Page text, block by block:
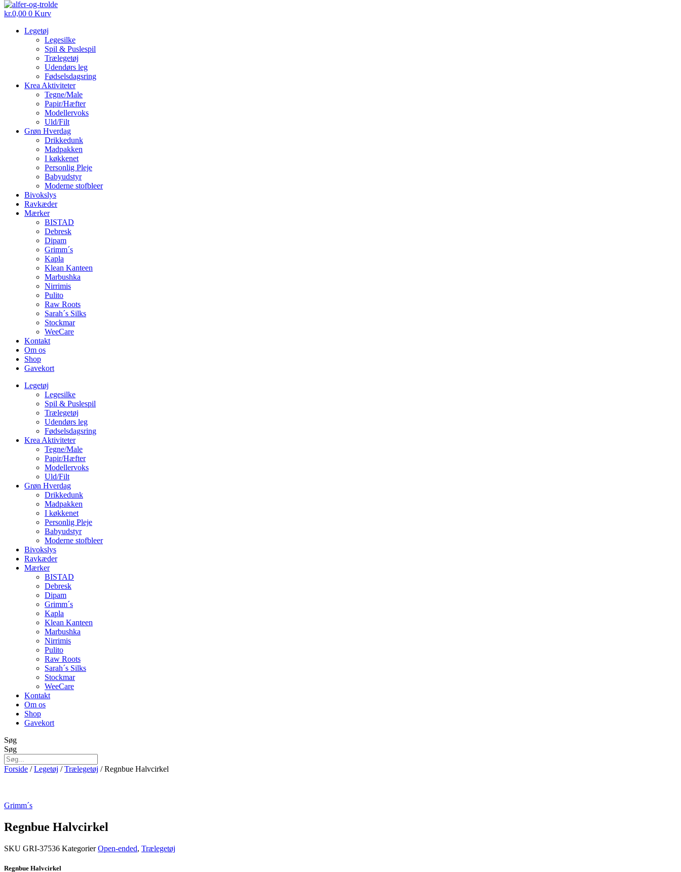
kr.0,00 0 Kurv
Legetøj
Legesilke
Spil & Puslespil
Trælegetøj
Udendørs leg
Fødselsdagsring
Krea Aktiviteter
Tegne/Male
Papir/Hæfter
Modellervoks
Uld/Filt
Grøn Hverdag
Drikkedunk
Madpakken
I køkkenet
Personlig Pleje
Babyudstyr
Moderne stofbleer
Bivokslys
Ravkæder
Mærker
BISTAD
Debresk
Dipam
Grimm´s
Kapla
Klean Kanteen
Marbushka
Nirrimis
Pulito
Raw Roots
Sarah´s Silks
Stockmar
WeeCare
Kontakt
Om os
Shop
Gavekort
Legetøj
Legesilke
Spil & Puslespil
Trælegetøj
Udendørs leg
Fødselsdagsring
Krea Aktiviteter
Tegne/Male
Papir/Hæfter
Modellervoks
Uld/Filt
Grøn Hverdag
Drikkedunk
Madpakken
I køkkenet
Personlig Pleje
Babyudstyr
Moderne stofbleer
Bivokslys
Ravkæder
Mærker
BISTAD
Debresk
Dipam
Grimm´s
Kapla
Klean Kanteen
Marbushka
Nirrimis
Pulito
Raw Roots
Sarah´s Silks
Stockmar
WeeCare
Kontakt
Om os
Shop
Gavekort
Søg
Søg
Forside /Legetøj /Trælegetøj / Regnbue Halvcirkel
Grimm´s
Regnbue Halvcirkel
SKU GRI-37536 Kategorier Open-ended, Trælegetøj
Regnbue Halvcirkel